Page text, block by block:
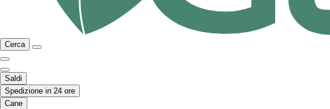
Cerca
Saldi
Spedizione in 24 ore
Cane